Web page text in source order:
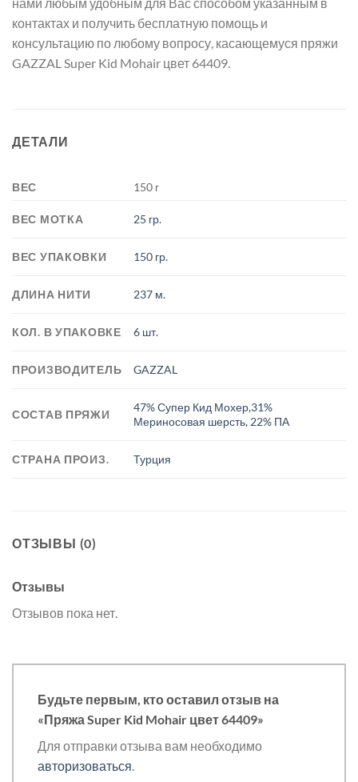
контактах и получить бесплатную помощь и
консультацию по любому вопросу, касающемуся пряжи
GAZZAL Super Kid Mohair цвет 64409.
ДЕТАЛИ
ВЕС 150 г
ВЕС МОТКА 25 гр.
ВЕС УПАКОВКИ 150 гр.
ДЛИНА НИТИ 237 м.
КОЛ. В УПАКОВКЕ 6 шт.
ПРОИЗВОДИТЕЛЬ GAZZAL
СОСТАВ ПРЯЖИ
47% Супер Кид Мохер,31%
Мериносовая шерсть, 22% ПА
СТРАНА ПРОИЗ. Турция
ОТЗЫВЫ (0)
Отзывы
Отзывов пока нет.
Будьте первым, кто оставил отзыв на
«Пряжа Super Kid Mohair цвет 64409»
Для отправки отзыва вам необходимо
авторизоваться